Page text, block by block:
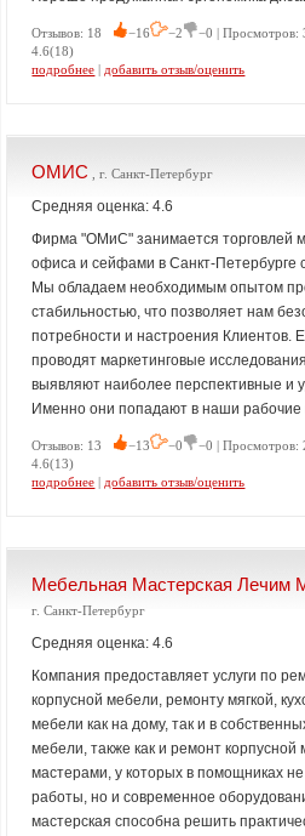
Отзывов: 18 −16 −2
−0 | Просмотров:
4.6(18)
подробнее | добавить отзыв/оценить
ОМИС , г. Санкт-Петербург
Средняя оценка: 4.6
Фирма "ОМиС" занимается торговлей
офиса и сейфами в Санкт-Петербурге
Мы обладаем необходимым опытом
стабильностью, что позволяет нам
потребности и настроения Клиентов.
проводят маркетинговые
выявляют наиболее перспективные и
Именно они попадают в наши рабочие
Отзывов: 13 −13 −0
−0 | Просмотров:
4.6(13)
подробнее | добавить отзыв/оценить
Мебельная Мастерская Лечим
г. Санкт-Петербург
Средняя оценка: 4.6
Компания предоставляет услуги по
корпусной мебели, ремонту мягкой,
мебели как на дому, так и в
мебели, также как и ремонт
мастерами, у которых в помощниках
работы, но и современное
мастерская способна решить